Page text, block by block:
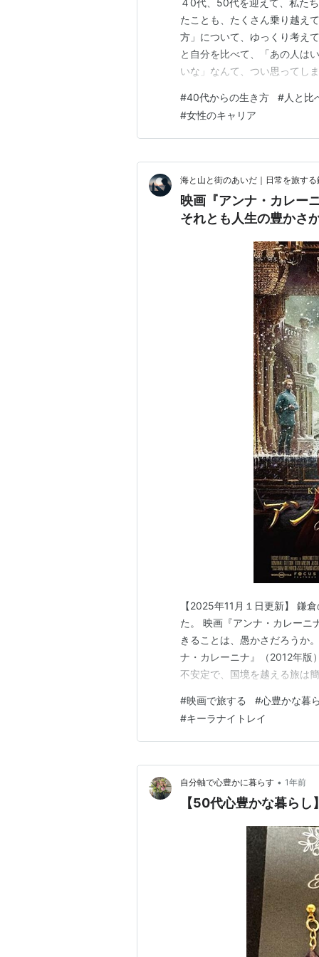
４0代、50代を迎えて、私た
たことも、たくさん乗り越え
方」について、ゆっくり考え
と自分を比べて、「あの人は
いな」なんて、つい思ってし
せん。 でも、私たち一人ひと
けるものではないと私は思う
#40代からの生き方 #人と比
#女性のキャリア
海と山と街のあいだ｜日常を旅す
映画『アンナ・カレー
それとも人生の豊かさ
【2025年11月１日更新】 鎌
た。 映画『アンナ・カレー
きることは、愚かさだろうか
ナ・カレーニナ』（2012年版
不安定で、国境を越える旅は
ちを連れて行ってくれるので
「旅」に出ましたか？ 多くの
#映画で旅する #心豊かな暮
#キーラナイトレイ
自分軸で心豊かに暮らす • 1年前
【50代心豊かな暮ら